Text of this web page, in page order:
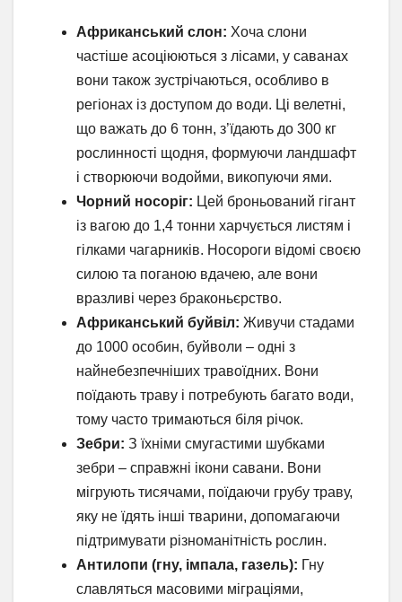
Африканський слон: Хоча слони
частіше асоціюються з лісами, у саванах
вони також зустрічаються, особливо в
регіонах із доступом до води. Ці велетні,
що важать до 6 тонн, з’їдають до 300 кг
рослинності щодня, формуючи ландшафт
і створюючи водойми, викопуючи ями.
Чорний носоріг: Цей броньований гігант
із вагою до 1,4 тонни харчується листям і
гілками чагарників. Носороги відомі своєю
силою та поганою вдачею, але вони
вразливі через браконьєрство.
Африканський буйвіл: Живучи стадами
до 1000 особин, буйволи – одні з
найнебезпечніших травоїдних. Вони
поїдають траву і потребують багато води,
тому часто тримаються біля річок.
Зебри: З їхніми смугастими шубками
зебри – справжні ікони савани. Вони
мігрують тисячами, поїдаючи грубу траву,
яку не їдять інші тварини, допомагаючи
підтримувати різноманітність рослин.
Антилопи (гну, імпала, газель): Гну
славляться масовими міграціями,